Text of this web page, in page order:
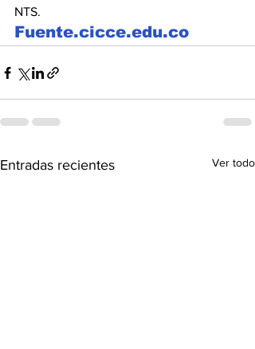
NTS.
Fuente.cicce.edu.co
Entradas recientes Ver todo